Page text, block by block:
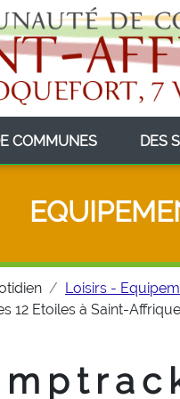
COMMUNES(CURRENT)
DES
Loisirs -
12 Etoiles à Saint-Affrique